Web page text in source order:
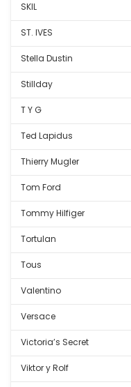
SKIL
ST. IVES
Stella Dustin
Stillday
T Y G
Ted Lapidus
Thierry Mugler
Tom Ford
Tommy Hilfiger
Tortulan
Tous
Valentino
Versace
Victoria’s Secret
Viktor y Rolf